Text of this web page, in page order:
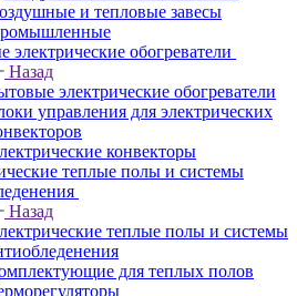
и тепловые завесы
электрические обогреватели
Назад
электрические обогреватели
управления для электрических
конвекторы
теплые полы и системы
Назад
теплые полы и системы
для теплых полов